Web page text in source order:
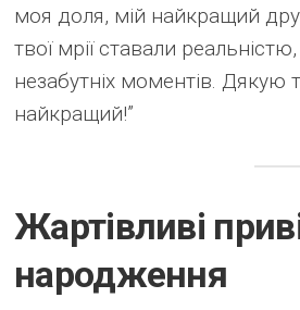
моя доля, мій найкращий
твої мрії ставали
незабутніх моментів. Дякую
найкращий!”
Жартівливі
народження